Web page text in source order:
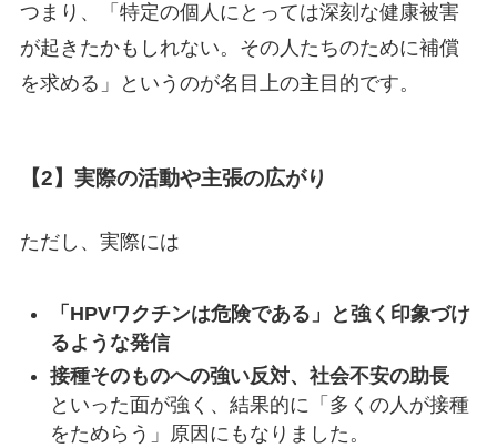
つまり、「特定の個人にとっては深刻な健康被害
が起きたかもしれない。その人たちのために補償
を求める」というのが名目上の主目的です。
【2】実際の活動や主張の広がり
ただし、実際には
「HPVワクチンは危険である」と強く印象づけ
るような発信
接種そのものへの強い反対、社会不安の助長
といった面が強く、結果的に「多くの人が接種
をためらう」原因にもなりました。